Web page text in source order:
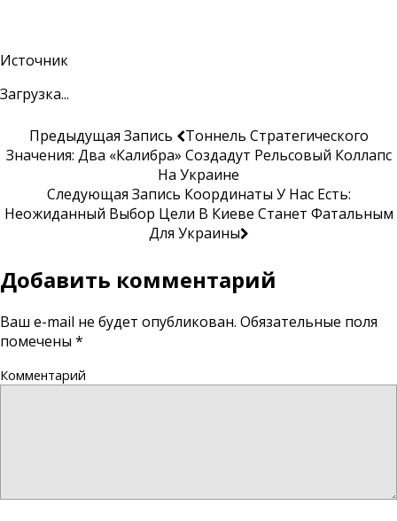
Источник
Загрузка...
Предыдущая Запись
Тоннель Стратегического
Значения: Два «Калибра» Создадут Рельсовый Коллапс
На Украине
Следующая Запись Координаты У Нас Есть:
Неожиданный Выбор Цели В Киеве Станет Фатальным
Для Украины
Добавить комментарий
Ваш e-mail не будет опубликован. Обязательные поля
помечены *
Комментарий